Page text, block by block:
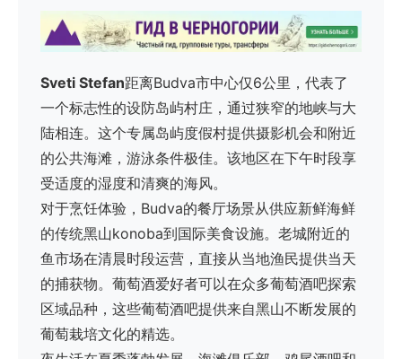
Sveti Stefan距离Budva市中心仅6公里，代表了
一个标志性的设防岛屿村庄，通过狭窄的地峡与大
陆相连。这个专属岛屿度假村提供摄影机会和附近
的公共海滩，游泳条件极佳。该地区在下午时段享
受适度的湿度和清爽的海风。
对于烹饪体验，Budva的餐厅场景从供应新鲜海鲜
的传统黑山konoba到国际美食设施。老城附近的
鱼市场在清晨时段运营，直接从当地渔民提供当天
的捕获物。葡萄酒爱好者可以在众多葡萄酒吧探索
区域品种，这些葡萄酒吧提供来自黑山不断发展的
葡萄栽培文化的精选。